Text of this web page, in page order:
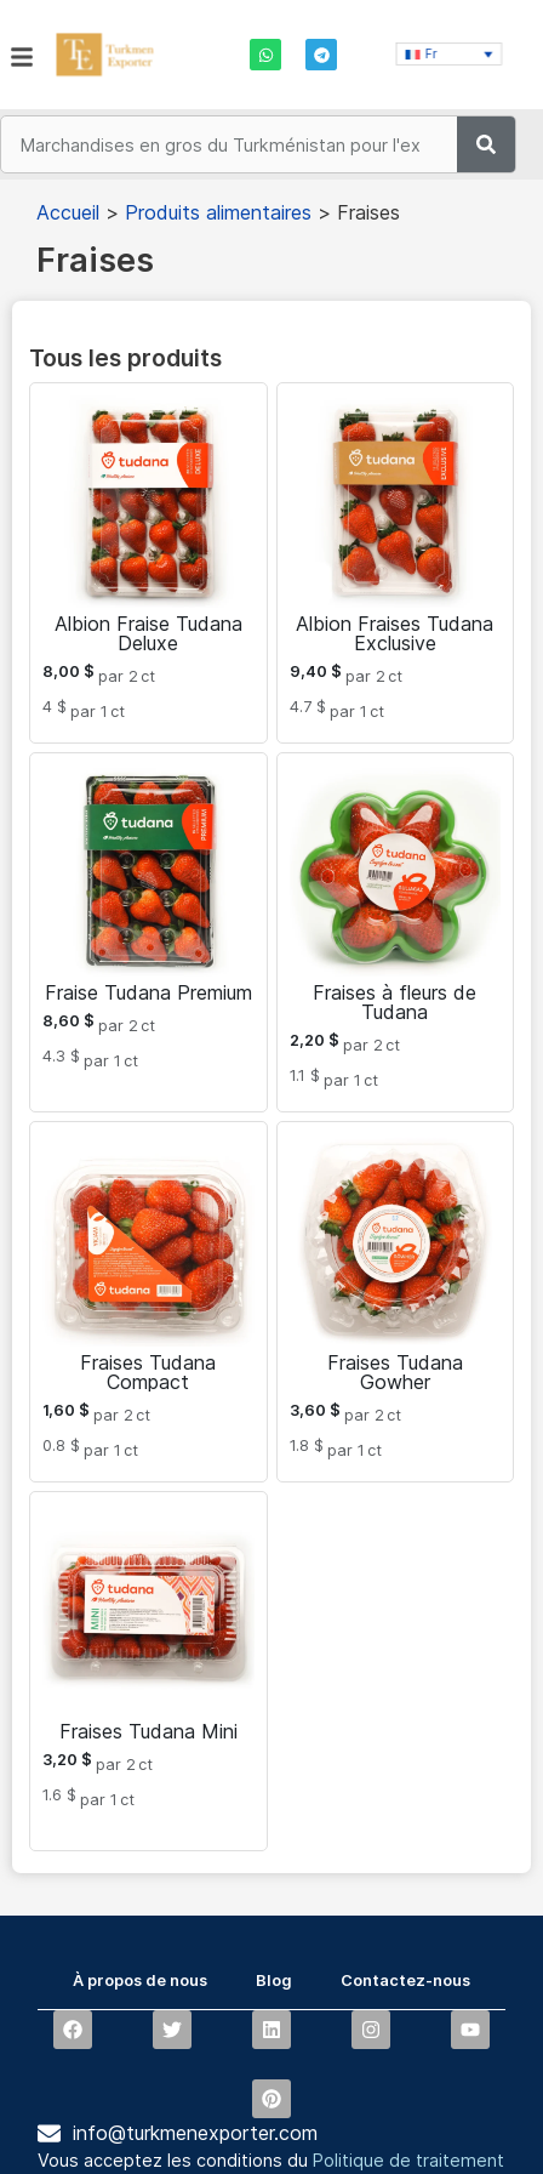
Fr
Accueil > Produits alimentaires > Fraises
Fraises
Tous les produits
Albion Fraise Tudana
Deluxe
8,00 $ par 2 ct
4 $ par 1 ct
Albion Fraises Tudana
Exclusive
9,40 $ par 2 ct
4.7 $ par 1 ct
Fraise Tudana Premium
8,60 $ par 2 ct
4.3 $ par 1 ct
Fraises à fleurs de
Tudana
2,20 $ par 2 ct
1.1 $ par 1 ct
Fraises Tudana
Compact
1,60 $ par 2 ct
0.8 $ par 1 ct
Fraises Tudana
Gowher
3,60 $ par 2 ct
1.8 $ par 1 ct
Fraises Tudana Mini
3,20 $ par 2 ct
1.6 $ par 1 ct
À propos de nous Blog Contactez-nous
info@turkmenexporter.com
Vous acceptez les conditions duPolitique de traitement